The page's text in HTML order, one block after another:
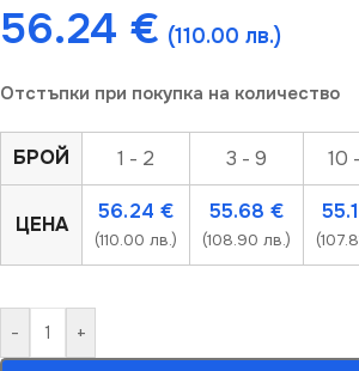
56.24 € (110.00 лв.)
Отстъпки при покупка на количество
БРОЙ 1 - 2 3 - 9 10
ЦЕНА
56.24 €
(110.00 лв.)
55.68 €
(108.90 лв.)
- +